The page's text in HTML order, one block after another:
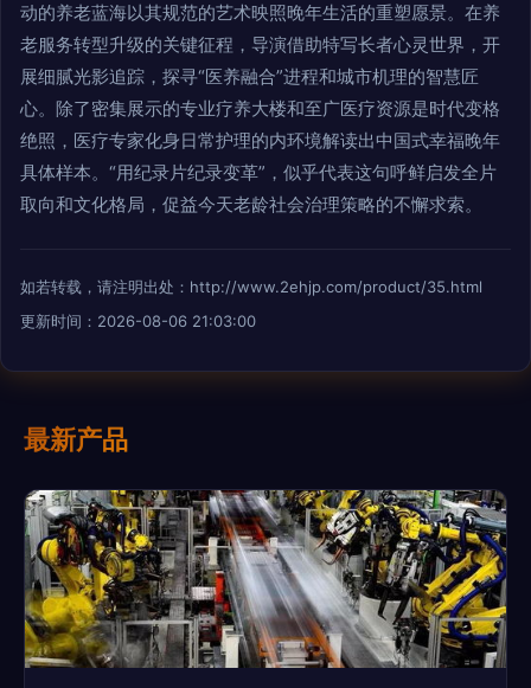
动的养老蓝海以其规范的艺术映照晚年生活的重塑愿景。在养
老服务转型升级的关键征程，导演借助特写长者心灵世界，开
展细腻光影追踪，探寻“医养融合”进程和城市机理的智慧匠
心。除了密集展示的专业疗养大楼和至广医疗资源是时代变格
绝照，医疗专家化身日常护理的内环境解读出中国式幸福晚年
具体样本。“用纪录片纪录变革”，似乎代表这句呼鲜启发全片
取向和文化格局，促益今天老龄社会治理策略的不懈求索。
如若转载，请注明出处：http://www.2ehjp.com/product/35.html
更新时间：2026-08-06 21:03:00
最新产品